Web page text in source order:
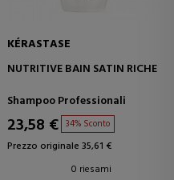
KÉRASTASE
NUTRITIVE BAIN SATIN RICHE
Shampoo Professionali
23,58 € 34% Sconto
Prezzo originale 35,61 €
0 riesami